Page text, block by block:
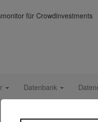
für Crowdinvestments
Datenbank